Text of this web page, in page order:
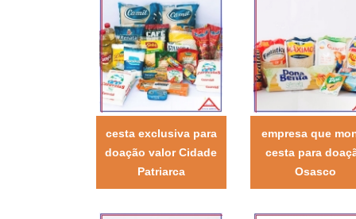
cesta exclusiva para
doação valor Cidade
Patriarca
empresa que
cesta para
Osasco